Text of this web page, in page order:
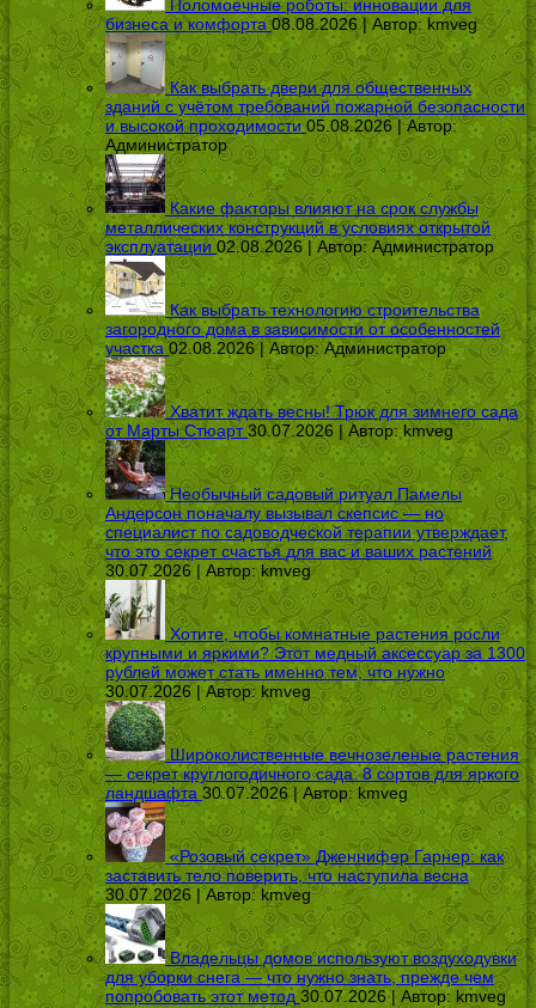
Поломоечные роботы: инновации для
бизнеса и комфорта 08.08.2026 | Автор: kmveg
Как выбрать двери для общественных
зданий с учётом требований пожарной безопасности
и высокой проходимости 05.08.2026 | Автор:
Администратор
Какие факторы влияют на срок службы
металлических конструкций в условиях открытой
эксплуатации 02.08.2026 | Автор:Администратор
Как выбрать технологию строительства
загородного дома в зависимости от особенностей
участка 02.08.2026 | Автор:Администратор
Хватит ждать весны! Трюк для зимнего сада
от Марты Стюарт 30.07.2026 | Автор:kmveg
Необычный садовый ритуал Памелы
Андерсон поначалу вызывал скепсис — но
специалист по садоводческой терапии утверждает,
что это секрет счастья для вас и ваших растений
30.07.2026 | Автор:kmveg
Хотите, чтобы комнатные растения росли
крупными и яркими? Этот медный аксессуар за 1300
рублей может стать именно тем, что нужно
30.07.2026 | Автор: kmveg
Широколиственные вечнозеленые растения
— секрет круглогодичного сада: 8 сортов для яркого
ландшафта 30.07.2026 | Автор:kmveg
«Розовый секрет» Дженнифер Гарнер: как
заставить тело поверить, что наступила весна
30.07.2026 | Автор: kmveg
Владельцы домов используют воздуходувки
для уборки снега — что нужно знать, прежде чем
попробовать этот метод 30.07.2026 | Автор: kmveg